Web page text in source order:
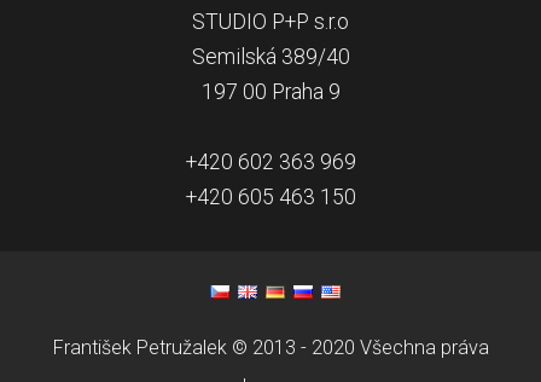
STUDIO P+P s.r.o
Semilská 389/40
197 00 Praha 9
+420 602 363 969
+420 605 463 150
František Petružalek © 2013 - 2020 Všechna práva